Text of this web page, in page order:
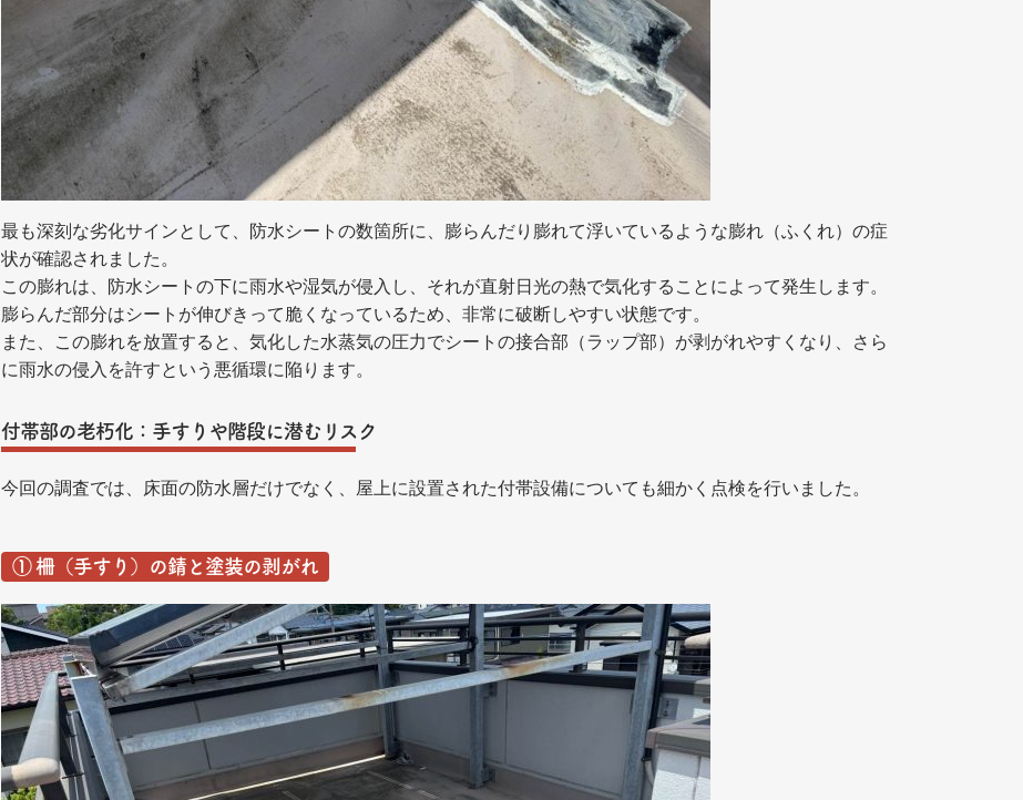
最も深刻な劣化サインとして、防水シートの数箇所に、膨らんだり膨れて浮いているような膨れ（ふくれ）の症
状が確認されました。
この膨れは、防水シートの下に雨水や湿気が侵入し、それが直射日光の熱で気化することによって発生します。
膨らんだ部分はシートが伸びきって脆くなっているため、非常に破断しやすい状態です。
また、この膨れを放置すると、気化した水蒸気の圧力でシートの接合部（ラップ部）が剥がれやすくなり、さら
に雨水の侵入を許すという悪循環に陥ります。
付帯部の老朽化：手すりや階段に潜むリスク
今回の調査では、床面の防水層だけでなく、屋上に設置された付帯設備についても細かく点検を行いました。
① 柵（手すり）の錆と塗装の剥がれ